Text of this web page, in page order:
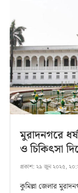
মুরাদনগরে
ও চিকিৎসা
প্রকাশ: ২৯ জুন ২০২৫,
কুমিল্লা জেলার